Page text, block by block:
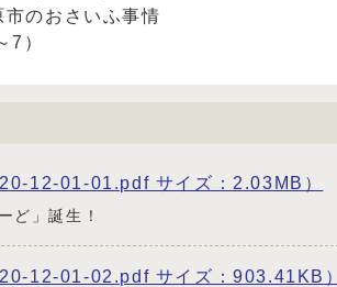
市のおさいふ事情
7）
12-01-01.pdf サイズ：2.03MB）
ど」誕生！
12-01-02.pdf サイズ：903.41KB）